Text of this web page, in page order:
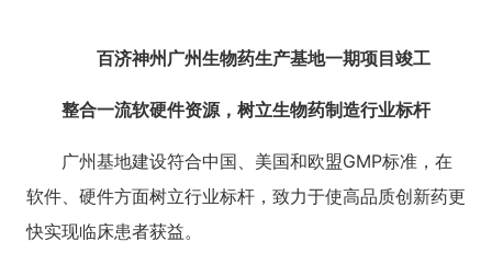
百济神州广州生物药生产基地一期项目竣工
整合一流软硬件资源，树立生物药制造行业标杆
广州基地建设符合中国、美国和欧盟GMP标准，在
软件、硬件方面树立行业标杆，致力于使高品质创新药更
快实现临床患者获益。